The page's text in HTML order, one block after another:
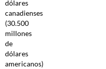
dólares
canadienses
(30.500
millones
de
dólares
americanos)